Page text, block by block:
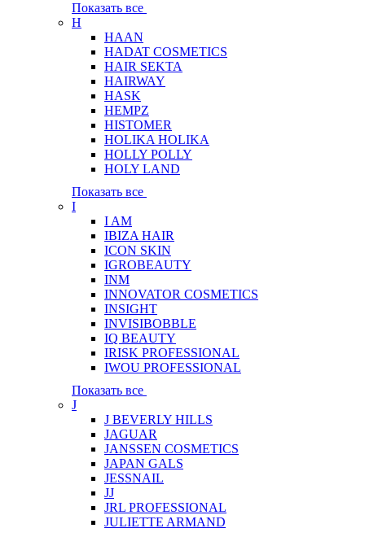
Показать все
H
HAAN
HADAT COSMETICS
HAIR SEKTA
HAIRWAY
HASK
HEMPZ
HISTOMER
HOLIKA HOLIKA
HOLLY POLLY
HOLY LAND
Показать все
I
I AM
IBIZA HAIR
ICON SKIN
IGROBEAUTY
INM
INNOVATOR COSMETICS
INSIGHT
INVISIBOBBLE
IQ BEAUTY
IRISK PROFESSIONAL
IWOU PROFESSIONAL
Показать все
J
J BEVERLY HILLS
JAGUAR
JANSSEN COSMETICS
JAPAN GALS
JESSNAIL
JJ
JRL PROFESSIONAL
JULIETTE ARMAND